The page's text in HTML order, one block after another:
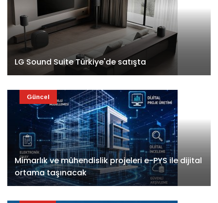
LG Sound Suite Türkiye'de satışta
Mimarlık ve mühendislik projeleri e-PYS ile dijital
ortama taşınacak
Güncel